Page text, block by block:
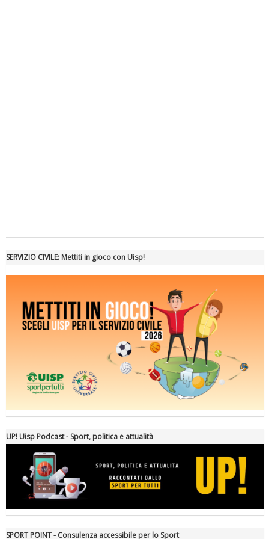
Tiziano Pesce a Radio InBlu2000 traccia il bilancio della stagione
Ddl Lobby, Uisp: “Il Parlamento valorizzi le nostre specificità"
SERVIZIO CIVILE: Mettiti in gioco con Uisp!
UP! Uisp Podcast - Sport, politica e attualità
SPORT POINT - Consulenza accessibile per lo Sport